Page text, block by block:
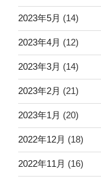
2023年5月 (14)
2023年4月 (12)
2023年3月 (14)
2023年2月 (21)
2023年1月 (20)
2022年12月 (18)
2022年11月 (16)